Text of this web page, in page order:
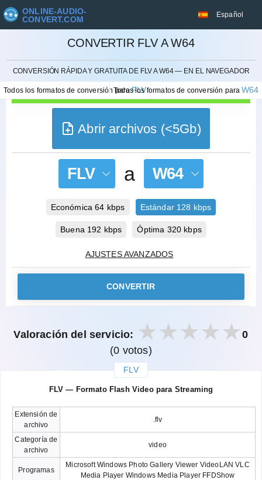
ONLINE-AUDIO-
CONVERT.COM
Español
CONVERTIR FLV A W64
CONVERSIÓN RÁPIDA Y GRATUITA DE FLV A W64 — EN EL NAVEGADOR
Todos los formatos de conversión paraFLV
Todos los formatos de conversión paraW64
CANCELAR
Abrir archivos (<5Gb)
FLV a W64
Económica 64 kbps Estándar 128 kbps
Buena 192 kbps Óptima 320 kbps
AJUSTES AVANZADOS
CONVERTIR
Valoración del servicio:
0
(0 votos)
FLV
FLV — Formato Flash Video para Streaming
Extensión de
archivo
.flv
Categoría de
archivo
video
Programas
Microsoft Windows Photo Gallery Viewer VideoLAN VLC
Media Player Windows Media Player FFDShow